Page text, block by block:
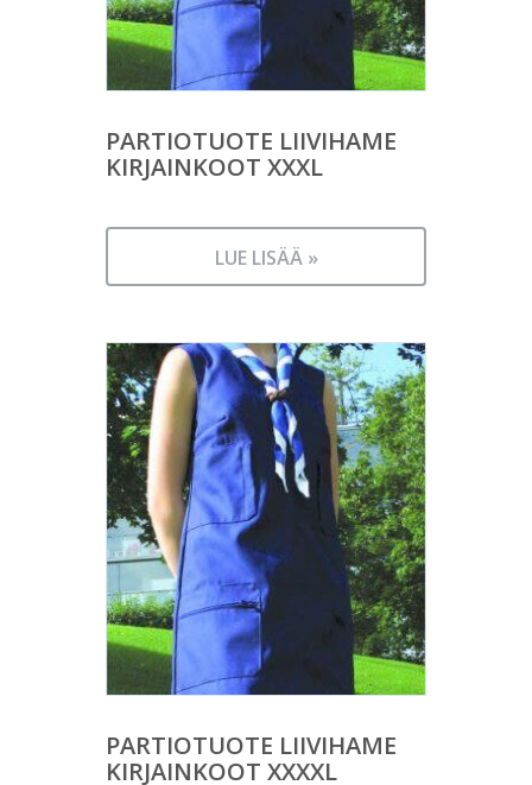
PARTIOTUOTE LIIVIHAME
KIRJAINKOOT XXXL
LUE LISÄÄ »
PARTIOTUOTE LIIVIHAME
KIRJAINKOOT XXXXL